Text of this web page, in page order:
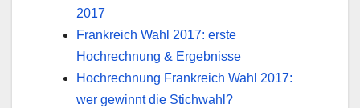
2017
Frankreich Wahl 2017: erste
Hochrechnung & Ergebnisse
Hochrechnung Frankreich Wahl 2017:
wer gewinnt die Stichwahl?